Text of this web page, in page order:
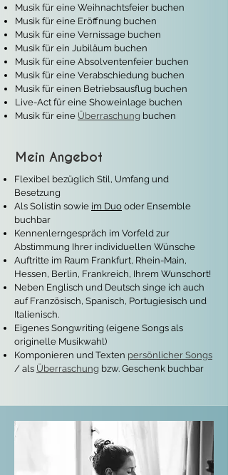
Musik für eine Weihnachtsfeier buchen
Musik für eine Eröffnung buchen
Musik für eine Vernissage buchen
Musik für ein Jubiläum buchen
Musik für eine Absolventenfeier buchen
Musik für eine Verabschiedung buchen
Musik für einen Betriebsausflug buchen
Live-Act für eine Showeinlage buchen
Musik für eine Überraschung buchen
Mein Angebot
Flexibel bezüglich Stil, Umfang und
Besetzung
Als Solistin sowie im Duo oder Ensemble
buchbar
Kennenlerngespräch im Vorfeld zur
Abstimmung Ihrer individuellen Wünsche
Auftritte im Raum Frankfurt, Rhein-Main,
Hessen, Berlin, Frankreich, Ihrem Wunschort!
Neben Englisch und Deutsch singe ich auch
auf Französisch, Spanisch, Portugiesisch und
Italienisch.
Eigenes Songwriting (eigene Songs als
originelle Musikwahl)
Komponieren und Texten persönlicher Songs
/ als Überraschung bzw. Geschenk buchbar